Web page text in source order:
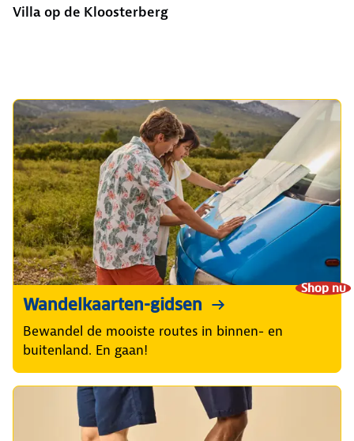
Villa op de Kloosterberg
Shop nu
Wandelkaarten-gidsen
Bewandel de mooiste routes in binnen- en
buitenland. En gaan!